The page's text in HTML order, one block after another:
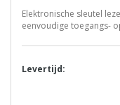
Elektronische sleutel
eenvoudige toegangs-
Levertijd: